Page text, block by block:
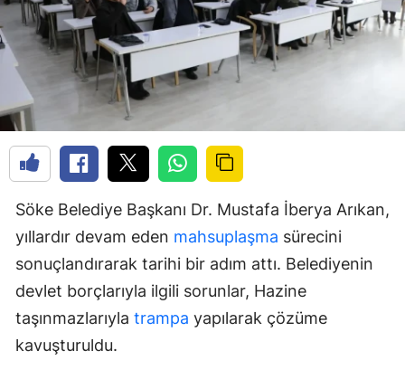
Söke Belediye Başkanı Dr. Mustafa İberya Arıkan,
yıllardır devam eden mahsuplaşma sürecini
sonuçlandırarak tarihi bir adım attı. Belediyenin
devlet borçlarıyla ilgili sorunlar, Hazine
taşınmazlarıyla trampa yapılarak çözüme
kavuşturuldu.